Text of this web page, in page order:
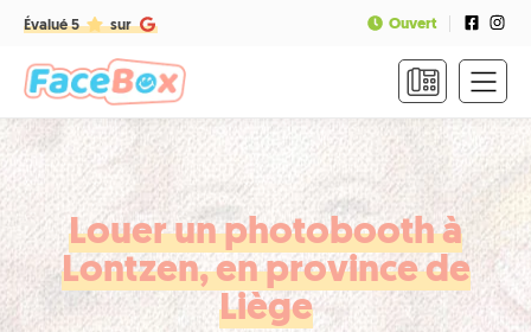
Évalué 5 sur Ouvert
ACCUEIL
FORMULES
TARIFS
FAQ
CONTACT
Louer un photobooth à
Lontzen, en province de
Liège